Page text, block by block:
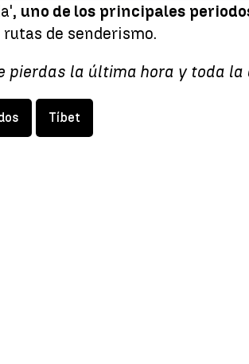
uno de los principales
de senderismo.
pierdas la última hora y toda
Tíbet